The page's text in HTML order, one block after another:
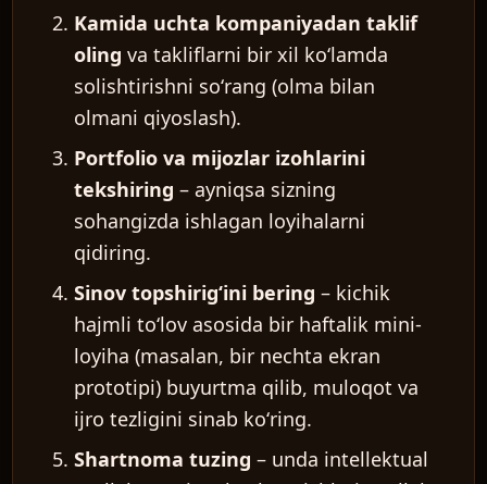
Kamida uchta kompaniyadan taklif
oling va takliflarni bir xil koʻlamda
solishtirishni soʻrang (olma bilan
olmani qiyoslash).
Portfolio va mijozlar izohlarini
tekshiring – ayniqsa sizning
sohangizda ishlagan loyihalarni
qidiring.
Sinov topshirigʻini bering – kichik
hajmli toʻlov asosida bir haftalik mini-
loyiha (masalan, bir nechta ekran
prototipi) buyurtma qilib, muloqot va
ijro tezligini sinab koʻring.
Shartnoma tuzing – unda intellektual